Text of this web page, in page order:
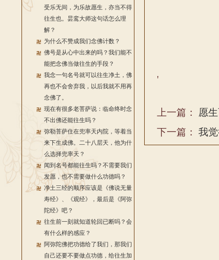
受乐无间，为乐故愿生，亦当不得
往生也。昙鸾大师这句话怎么理
解？
为什么不赞成我们念佛计数？
佛号是从心中出来的吗？我们能不
能把念佛当做往生的手段？
我念一句名号就可以往生净土，佛
再也不会舍弃我，以后我就不用再
念佛了。
现在有很多老菩萨说：临命终时念
不出佛还能往生吗？
弥勒菩萨住在兜率天内院，等着当
来下生成佛。二十八层天，他为什
么选择兜率天？
闻到名号都能往生吗？不需要我们
发愿，也不需要做什么功德吗？
净土三经的顺序应该是《佛说无量
寿经》、《观经》，最后是《阿弥
陀经》吧？
往生前一刻就知道轮回已断吗？会
有什么样的感应？
阿弥陀佛把功德给了我们，那我们
自己还要不要做点功德，给往生加
'
上一篇： 愿
下一篇： 我